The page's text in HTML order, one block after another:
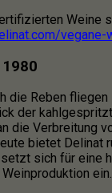
Weine
vegane-
die Reben
der
die Verbreitung
bietet Delinat
sich für eine
ein.